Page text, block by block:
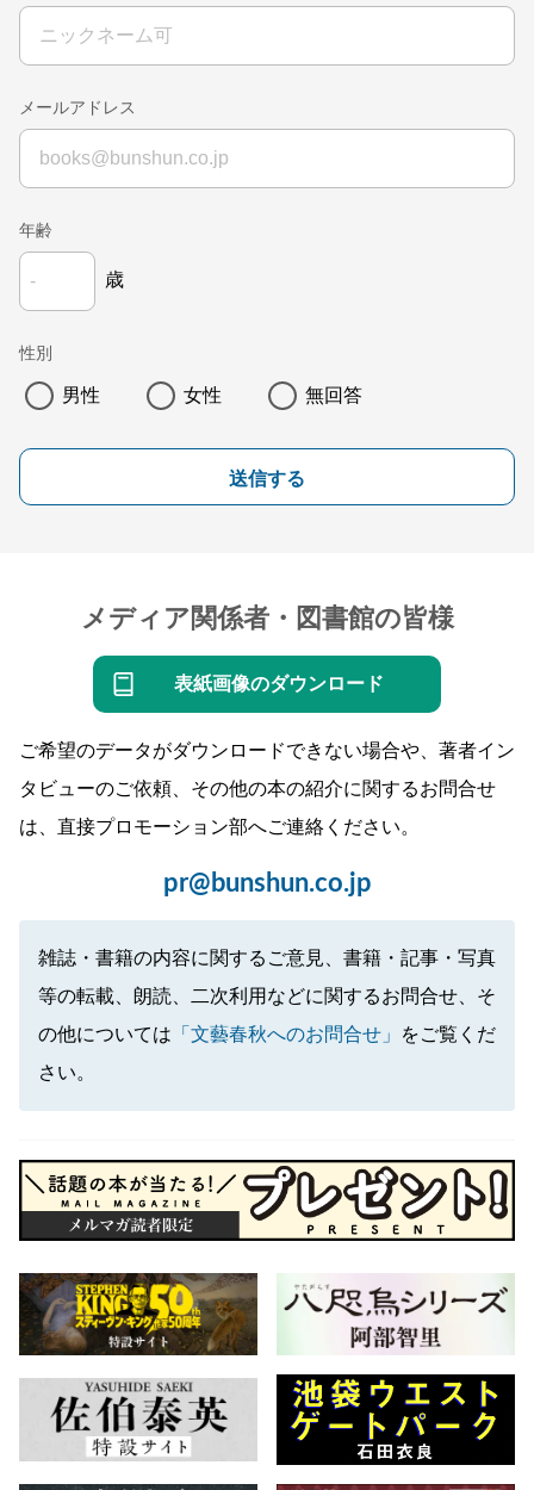
メールアドレス
年齢
歳
性別
男性 女性 無回答
送信する
メディア関係者・図書館の皆様
表紙画像のダウンロード
ご希望のデータがダウンロードできない場合や、著者イン
タビューのご依頼、その他の本の紹介に関するお問合せ
は、直接プロモーション部へご連絡ください。
pr@bunshun.co.jp
雑誌・書籍の内容に関するご意見、書籍・記事・写真
等の転載、朗読、二次利用などに関するお問合せ、そ
の他については 「文藝春秋へのお問合せ」
をご覧くだ
さい。